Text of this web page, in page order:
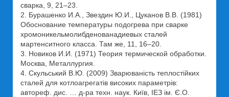
сварка, 9, 21–23.
2. Бурашенко И.А., Звездин Ю.И., Цуканов В.В. (1981)
Обоснование температуры подогрева при сварке
хромоникельмолибденованадиевых сталей
мартенситного класса. Там же, 11, 16–20.
3. Новиков И.И. (1971) Теория термической обработки.
Москва, Металлургия.
4. Скульський В.Ю. (2009) Зварюваність теплостійких
сталей для котлоагрегатів високих параметрів:
автореф. дис. … д-ра техн. наук. Київ, ІЕЗ ім. Є.О.